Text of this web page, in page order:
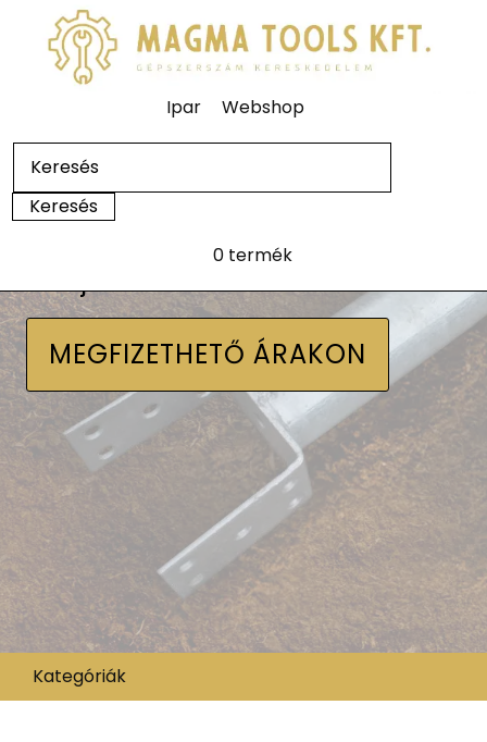
Ipar Webshop
0 termék
MEGFIZETHETŐ ÁRAKON
Kategóriák